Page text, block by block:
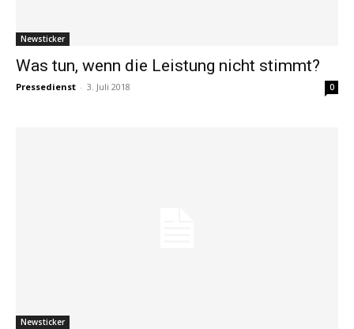
Newsticker
Was tun, wenn die Leistung nicht stimmt?
Pressedienst - 3. Juli 2018 0
Newsticker